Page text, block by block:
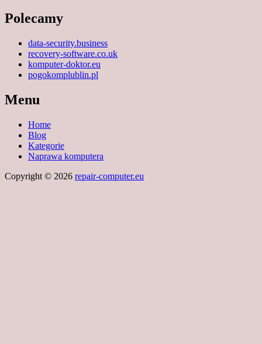
Polecamy
data-security.business
recovery-software.co.uk
komputer-doktor.eu
pogokomplublin.pl
Menu
Home
Blog
Kategorie
Naprawa komputera
Copyright © 2026 repair-computer.eu